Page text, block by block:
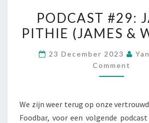
#29:
JAMES
(JAMES
&
PODCAST #29:
PITHIE (JAMES &
23 December 2023
Comment
We zijn weer terug op onze
Foodbar, voor een volgende podcast